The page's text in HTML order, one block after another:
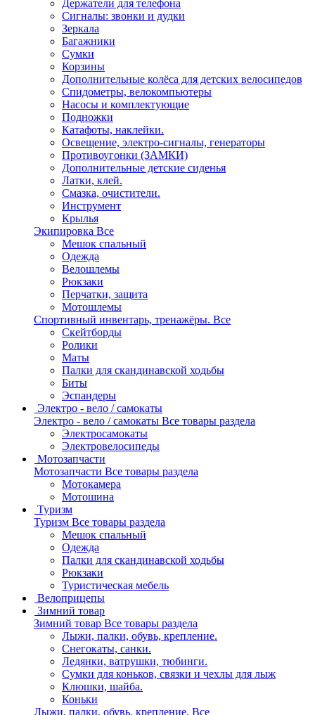
Держатели для телефона
Сигналы: звонки и дудки
Зеркала
Багажники
Сумки
Корзины
Дополнительные колёса для детских велосипедов
Спидометры, велокомпьютеры
Насосы и комплектующие
Подножки
Катафоты, наклейки.
Освещение, электро-сигналы, генераторы
Противоугонки (ЗАМКИ)
Дополнительные детские сиденья
Латки, клей.
Смазка, очистители.
Инструмент
Крылья
Экипировка Все
Мешок спальный
Одежда
Велошлемы
Рюкзаки
Перчатки, защита
Мотошлемы
Спортивный инвентарь, тренажёры. Все
Скейтборды
Ролики
Маты
Палки для скандинавской ходьбы
Биты
Эспандеры
Электро - вело / самокаты
Электро - вело / самокаты Все товары раздела
Электросамокаты
Электровелосипеды
Мотозапчасти
Мотозапчасти Все товары раздела
Мотокамера
Мотошина
Туризм
Туризм Все товары раздела
Мешок спальный
Одежда
Палки для скандинавской ходьбы
Рюкзаки
Туристическая мебель
Велоприцепы
Зимний товар
Зимний товар Все товары раздела
Лыжи, палки, обувь, крепление.
Снегокаты, санки.
Ледянки, ватрушки, тюбинги.
Сумки для коньков, связки и чехлы для лыж
Клюшки, шайба.
Коньки
Лыжи, палки, обувь, крепление. Все